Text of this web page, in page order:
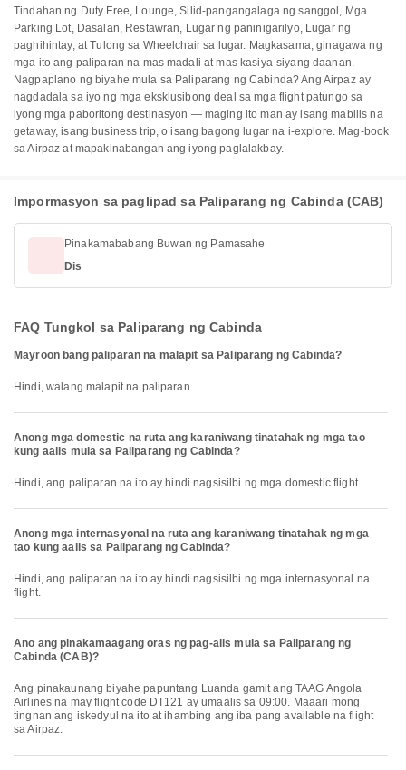
Tindahan ng Duty Free, Lounge, Silid-pangangalaga ng sanggol, Mga
Parking Lot, Dasalan, Restawran, Lugar ng paninigarilyo, Lugar ng
paghihintay, at Tulong sa Wheelchair sa lugar. Magkasama, ginagawa ng
mga ito ang paliparan na mas madali at mas kasiya-siyang daanan.
Nagpaplano ng biyahe mula sa Paliparang ng Cabinda? Ang Airpaz ay
nagdadala sa iyo ng mga eksklusibong deal sa mga flight patungo sa
iyong mga paboritong destinasyon — maging ito man ay isang mabilis na
getaway, isang business trip, o isang bagong lugar na i-explore. Mag-book
sa Airpaz at mapakinabangan ang iyong paglalakbay.
Impormasyon sa paglipad sa Paliparang ng Cabinda (CAB)
Pinakamababang Buwan ng Pamasahe
Dis
FAQ Tungkol sa Paliparang ng Cabinda
Mayroon bang paliparan na malapit sa Paliparang ng Cabinda?
Hindi, walang malapit na paliparan.
Anong mga domestic na ruta ang karaniwang tinatahak ng mga tao
kung aalis mula sa Paliparang ng Cabinda?
Hindi, ang paliparan na ito ay hindi nagsisilbi ng mga domestic flight.
Anong mga internasyonal na ruta ang karaniwang tinatahak ng mga
tao kung aalis sa Paliparang ng Cabinda?
Hindi, ang paliparan na ito ay hindi nagsisilbi ng mga internasyonal na
flight.
Ano ang pinakamaagang oras ng pag-alis mula sa Paliparang ng
Cabinda (CAB)?
Ang pinakaunang biyahe papuntang Luanda gamit ang TAAG Angola
Airlines na may flight code DT121 ay umaalis sa 09:00. Maaari mong
tingnan ang iskedyul na ito at ihambing ang iba pang available na flight
sa Airpaz.